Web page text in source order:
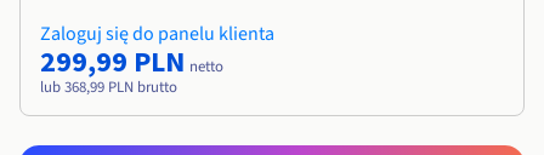
Zaloguj się do panelu klienta
299,99 PLN netto
lub 368,99 PLN brutto